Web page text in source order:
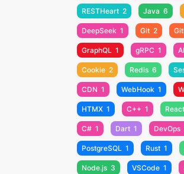
RESTHeart 2 Java 6
DeepSeek 1 Git 2
GraphQL 1 gRPC 1
Cookie 2 Redis 6
CDN 1 WebHook 1
HTMX 1 C++ 1
C# 1 Dart 1 DevOps
PostgreSQL 1 Rust 1
Node.js 3 VSCode 1